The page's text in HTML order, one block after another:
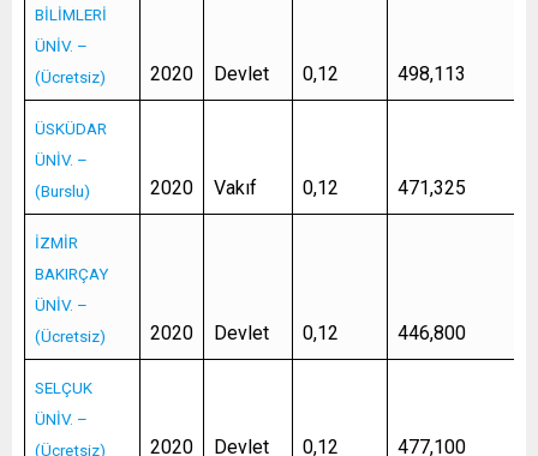
BİLİMLERİ
ÜNİV. –
(Ücretsiz)
2020 Devlet 0,12 498,113
ÜSKÜDAR
ÜNİV. –
(Burslu)
2020 Vakıf 0,12 471,325
İZMİR
BAKIRÇAY
ÜNİV. –
(Ücretsiz)
2020 Devlet 0,12 446,800
SELÇUK
ÜNİV. –
(Ücretsiz)
2020 Devlet 0,12 477,100